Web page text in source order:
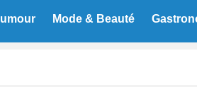
Mode & Beauté